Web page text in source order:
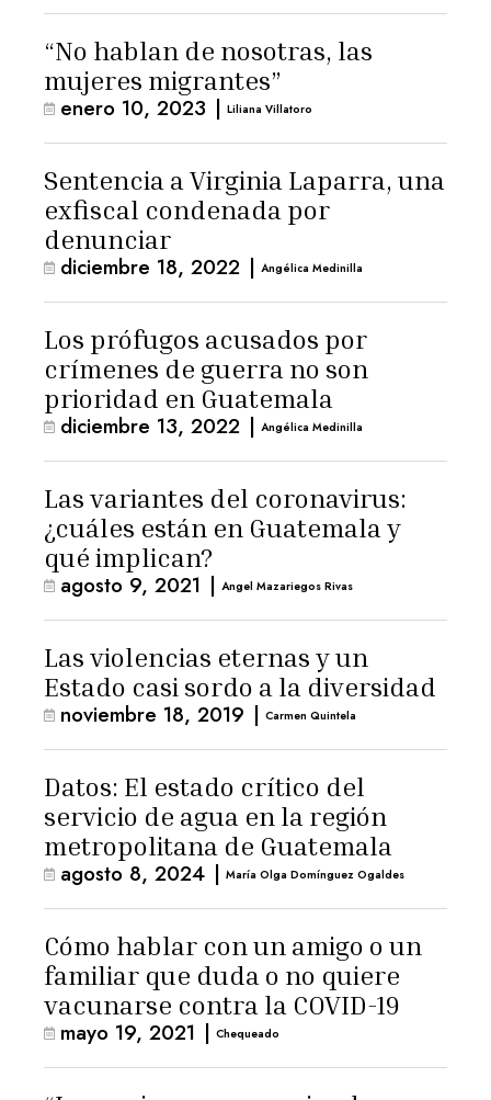
“No hablan de nosotras, las
mujeres migrantes”
enero 10, 2023 | Liliana Villatoro
Sentencia a Virginia Laparra, una
exfiscal condenada por
denunciar
diciembre 18, 2022 | Angélica Medinilla
Los prófugos acusados por
crímenes de guerra no son
prioridad en Guatemala
diciembre 13, 2022 | Angélica Medinilla
Las variantes del coronavirus:
¿cuáles están en Guatemala y
qué implican?
agosto 9, 2021 | Angel Mazariegos Rivas
Las violencias eternas y un
Estado casi sordo a la diversidad
noviembre 18, 2019 | Carmen Quintela
Datos: El estado crítico del
servicio de agua en la región
metropolitana de Guatemala
agosto 8, 2024 | María Olga Domínguez Ogaldes
Cómo hablar con un amigo o un
familiar que duda o no quiere
vacunarse contra la COVID-19
mayo 19, 2021 | Chequeado